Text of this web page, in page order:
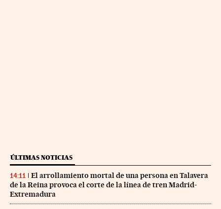
ÚLTIMAS NOTICIAS
14:11
El arrollamiento mortal de una persona en Talavera
de la Reina provoca el corte de la línea de tren Madrid-
Extremadura